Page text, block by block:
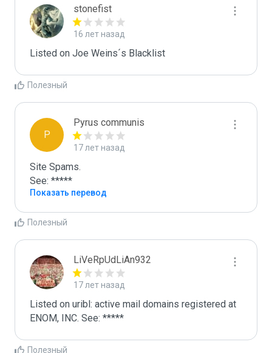
stonefist
16 лет назад
Listed on Joe Weins´s Blacklist
Полезный
P
Pyrus communis
17 лет назад
Site Spams.
See: *****
Показать перевод
Полезный
LiVeRpUdLiAn932
17 лет назад
Listed on uribl: active mail domains registered at
ENOM, INC. See: *****
Полезный